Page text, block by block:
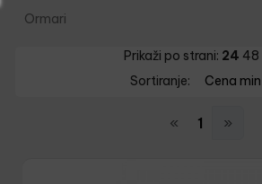
Ormari
Prikaži po strani: 24 48
Sortiranje:
Cena min
« 1 »